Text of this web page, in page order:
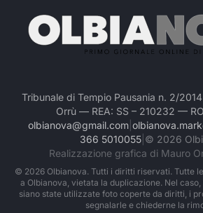
Tribunale di Tempio Pausania n. 2/
Orrù — REA: SS – 210232 —
olbianova@gmail.com
366 5010055| © 2026
Realizzazione grafica di Mauro
© 2026Olbianova. Tutti i diritti riservati. Tutte
a Olbianova, vietata la duplicazione. Nel
siano state utilizzate foto coperte da diritti, i
segnalarle e chiederne la